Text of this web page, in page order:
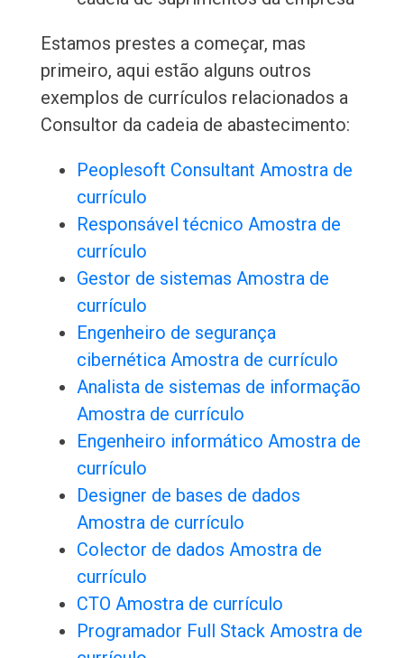
Estamos prestes a começar, mas
primeiro, aqui estão alguns outros
exemplos de currículos relacionados a
Consultor da cadeia de abastecimento:
Peoplesoft Consultant Amostra de
currículo
Responsável técnico Amostra de
currículo
Gestor de sistemas Amostra de
currículo
Engenheiro de segurança
cibernética Amostra de currículo
Analista de sistemas de informação
Amostra de currículo
Engenheiro informático Amostra de
currículo
Designer de bases de dados
Amostra de currículo
Colector de dados Amostra de
currículo
CTO Amostra de currículo
Programador Full Stack Amostra de